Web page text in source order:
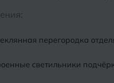
перегородка
светильники
Ижевск